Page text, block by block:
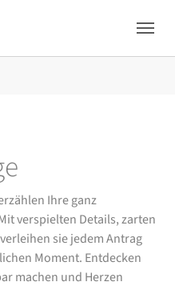
Ihre ganz
verspielten Details, zarten
sie jedem Antrag
Moment. Entdecken
machen und Herzen